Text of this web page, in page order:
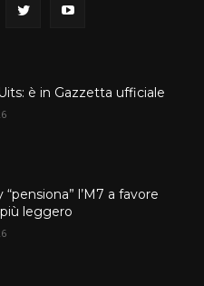
è in Gazzetta ufficiale
“pensiona” l’M7 a favore
leggero